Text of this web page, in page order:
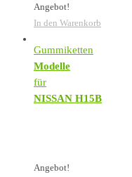
Angebot!
In den Warenkorb
Gummiketten
Modelle
für
NISSAN H15B
Angebot!